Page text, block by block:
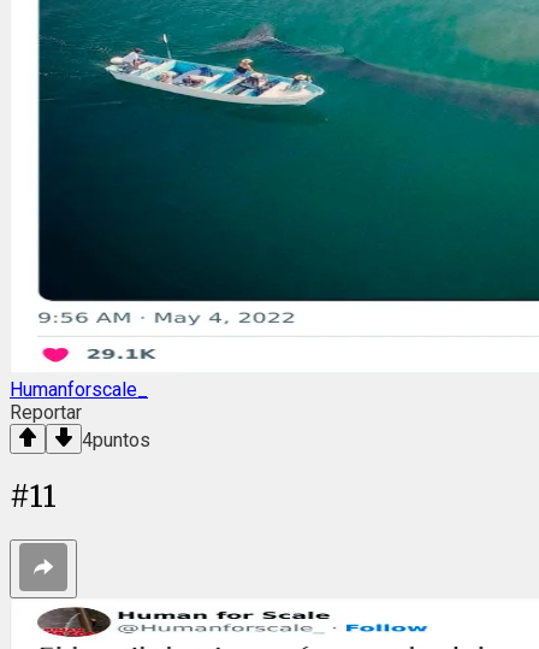
Humanforscale_
Reportar
4puntos
#11